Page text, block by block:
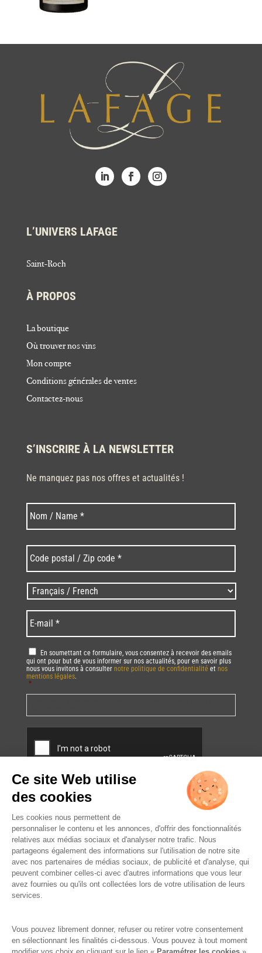
L’UNIVERS LAFAGE
Saint-Roch
À PROPOS
La boutique
Où trouver nos vins
Mon compte
Conditions générales de ventes
Contactez-nous
S’INSCRIRE À LA NEWSLETTER
Ne manquez pas nos offres et actualités !
Nom * Nom
postal
/
Zip
code
* *
Langues
/
Language *
mail *
RGPD *
En soumettant ce formulaire, vous consentez à recevoir des emails
qui ont pour but de vous informer sur nos actualités, pour en savoir plus
nous vous invitons à consulter notre politique de confidentialité et nos
mentions légales.
*
MODÉRATION.